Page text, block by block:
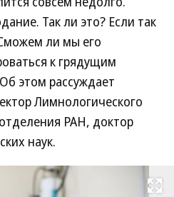
Так ли это? Если так
ли мы его
к грядущим
этом рассуждает
Лимнологического
РАН, доктор
наук.
Развернуть